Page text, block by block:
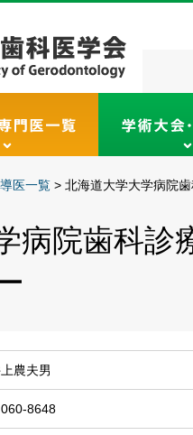
医一覧 > 北海道大学大学病院
病院歯科診
農夫男
8648